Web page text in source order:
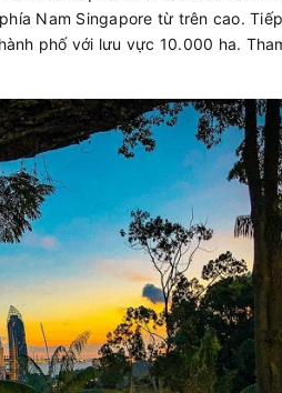
Nam Singapore từ trên cao.
phố với lưu vực 10.000 ha.